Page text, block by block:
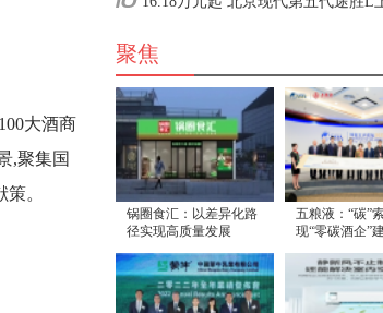
大酒商
,聚集国
。
聚焦
锅圈食汇：以差异化路
径实现高质量发展
五粮液：“碳”
现“零碳酒企”